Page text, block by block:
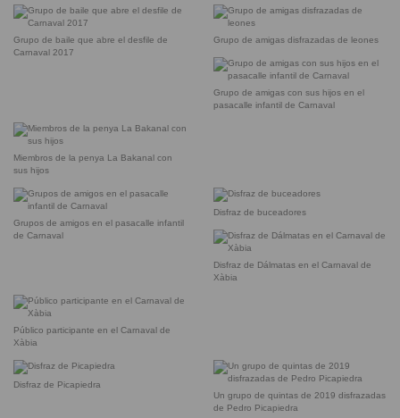
Grupo de baile que abre el desfile de
Carnaval 2017
Grupo de amigas disfrazadas de leones
Grupo de amigas con sus hijos en el
pasacalle infantil de Carnaval
Miembros de la penya La Bakanal con
sus hijos
Grupos de amigos en el pasacalle infantil
de Carnaval
Disfraz de buceadores
Disfraz de Dálmatas en el Carnaval de
Xàbia
Público participante en el Carnaval de
Xàbia
Disfraz de Picapiedra
Un grupo de quintas de 2019 disfrazadas
de Pedro Picapiedra